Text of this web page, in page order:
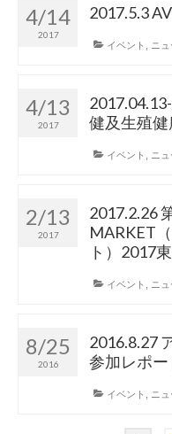
4/14
2017
2017.5.3
イベント ニュ
4/13
2017
健及生殖
イベント ニュ
2/13
2017
2017.2.26
MARKET
ト）2017
イベント ニュ
8/25
2016
2016.8.27
参加レポー
イベント ニュ